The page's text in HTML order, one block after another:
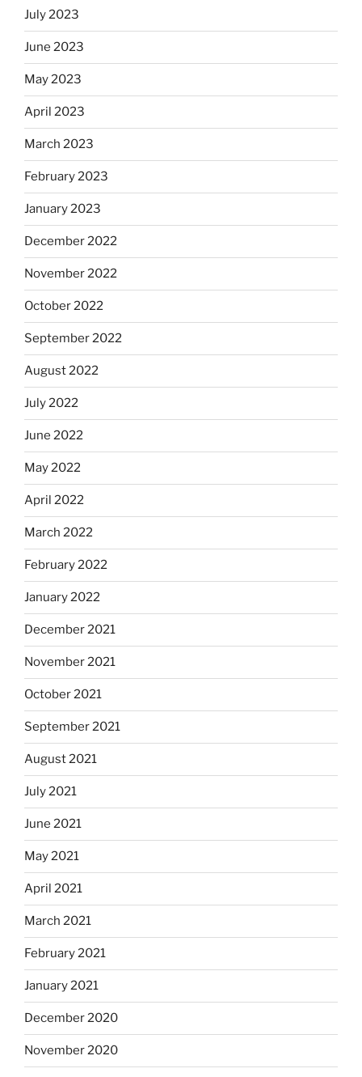
July 2023
June 2023
May 2023
April 2023
March 2023
February 2023
January 2023
December 2022
November 2022
October 2022
September 2022
August 2022
July 2022
June 2022
May 2022
April 2022
March 2022
February 2022
January 2022
December 2021
November 2021
October 2021
September 2021
August 2021
July 2021
June 2021
May 2021
April 2021
March 2021
February 2021
January 2021
December 2020
November 2020